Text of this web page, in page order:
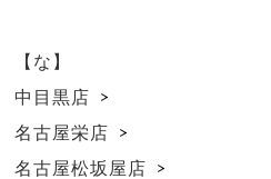
【な】
中目黒店
名古屋栄店
名古屋松坂屋店